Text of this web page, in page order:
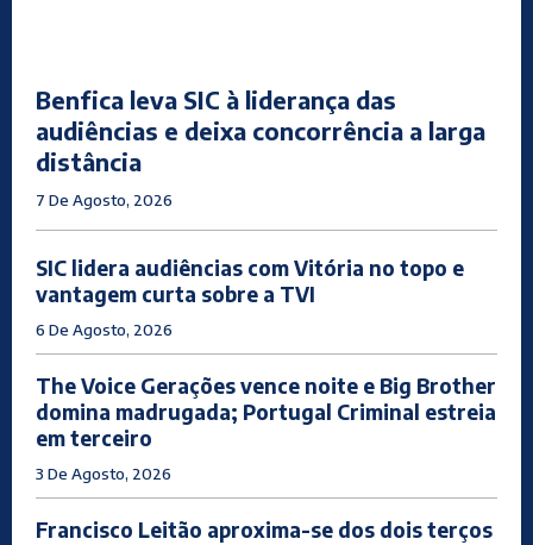
Benfica leva SIC à liderança das
audiências e deixa concorrência a larga
distância
7 De Agosto, 2026
SIC lidera audiências com Vitória no topo e
vantagem curta sobre a TVI
6 De Agosto, 2026
The Voice Gerações vence noite e Big Brother
domina madrugada; Portugal Criminal estreia
em terceiro
3 De Agosto, 2026
Francisco Leitão aproxima-se dos dois terços